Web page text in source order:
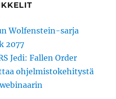
Wolfenstein-sarja
2077
Jedi: Fallen Order
ohjelmistokehitystä